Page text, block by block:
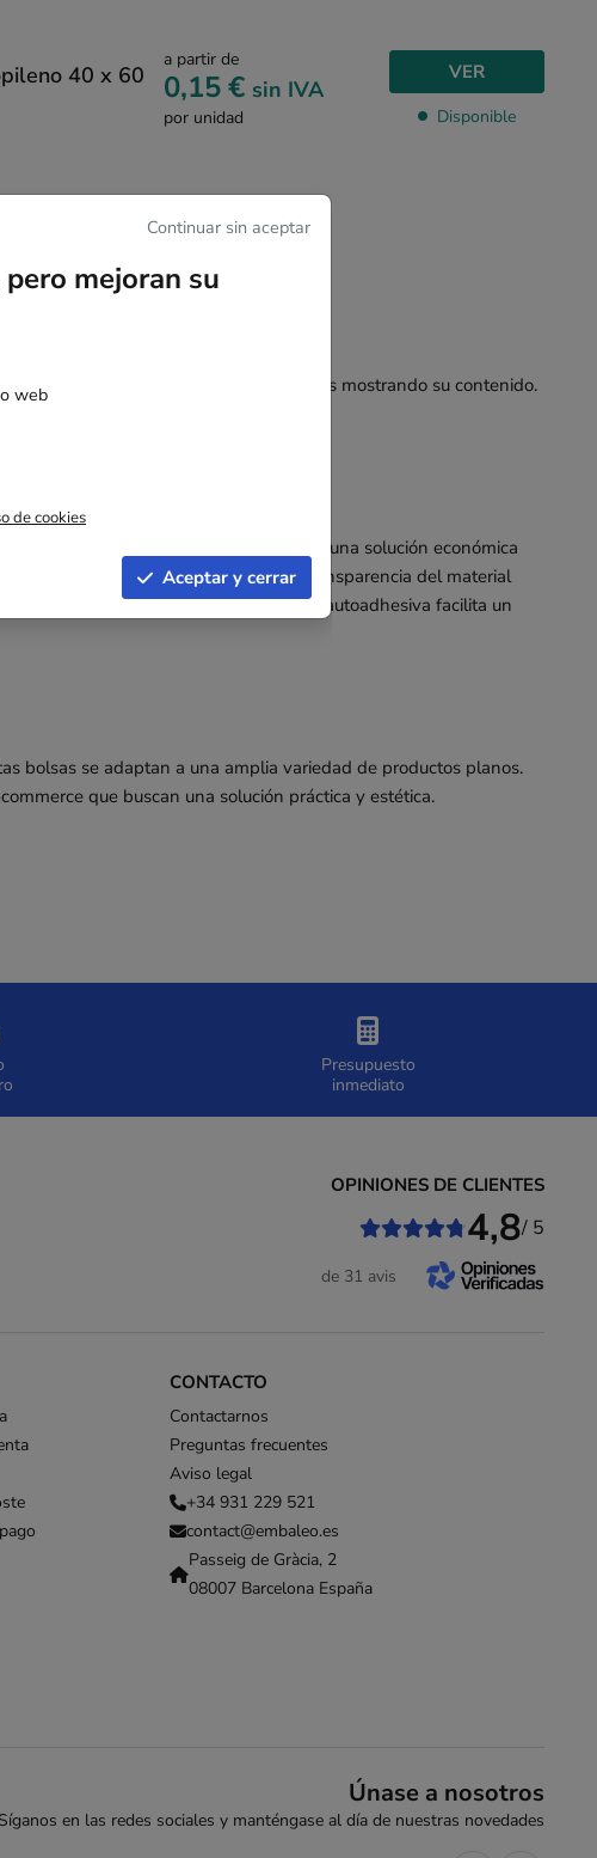
40 x 60
a partir de
0,15 € sin IVA
por unidad
VER
Disponible
sus productos
sobre, son ideales para enviar artículos mostrando su contenido.
enviados.
de envío, lo que las convierte en una solución económica
frente al agua y al polvo. La transparencia del material
o periódicos. Por último, su solapa autoadhesiva facilita un
bolsas se adaptan a una amplia variedad de productos planos.
que buscan una solución práctica y estética.
Presupuesto
inmediato
CONTACTO
Contactarnos
Preguntas frecuentes
Aviso legal
+34 931 229 521
contact@embaleo.es
Passeig de Gràcia, 2
08007 Barcelona España
OPINIONES DE CLIENTES
4,8/ 5
de 31 avis
Únase a nosotros
Síganos en las redes sociales y manténgase al día de nuestras novedades
Continuar sin aceptar
pero mejoran su
web
de cookies
Aceptar y cerrar